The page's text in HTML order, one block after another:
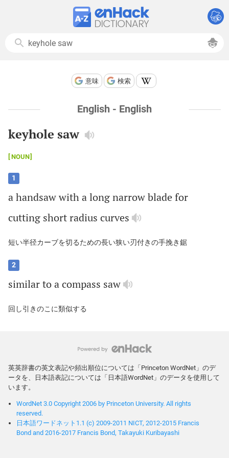
意味 検索
English - English
keyhole saw
NOUN
1
ahandsawwithalongnarrowblade for
cutting shortradius curves
短い半径カーブを切るための長い狭い刃付きの手挽き鋸
2
similartoacompass saw
回し引きのこに類似する
英英辞書の英文表記や頻出順位については「Princeton WordNet」のデ
ータを、日本語表記については「日本語WordNet」のデータを使用して
います。
WordNet 3.0 Copyright 2006 by Princeton University. All rights
reserved.
日本語ワードネット1.1 (c) 2009-2011 NICT, 2012-2015 Francis
Bond and 2016-2017 Francis Bond, Takayuki Kuribayashi